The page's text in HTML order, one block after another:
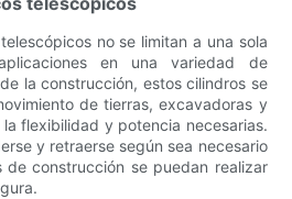
no se limitan a una sola
en una variedad de
la construcción, estos cilindros se
de tierras, excavadoras y
flexibilidad y potencia necesarias.
y retraerse según sea necesario
construcción se puedan realizar